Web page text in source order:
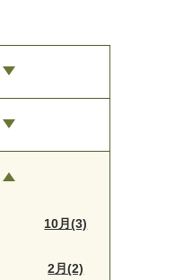
10月(3)
2月(2)